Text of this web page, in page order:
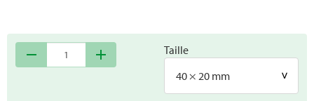
remove add
Taille
40 × 20 mm